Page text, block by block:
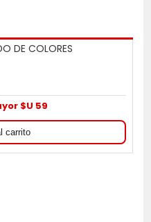
DE COLORES
$U 59